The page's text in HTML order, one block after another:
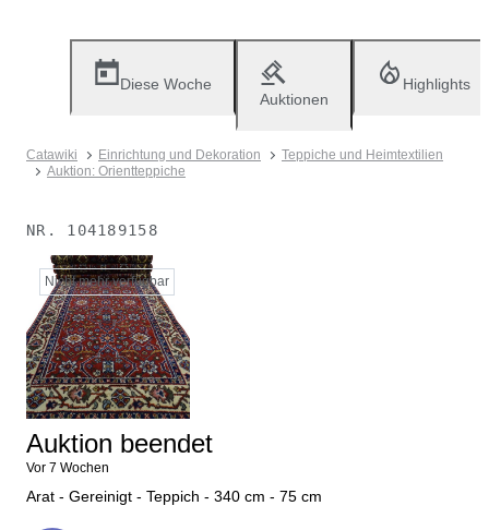
Diese Woche
Auktionen
Highlights
Catawiki Einrichtung und Dekoration
Teppiche und Heimtextilien
Auktion: Orientteppiche
NR. 104189158
Nicht mehr verfügbar
Auktion beendet
Vor 7 Wochen
Arat - Gereinigt - Teppich - 340 cm - 75 cm